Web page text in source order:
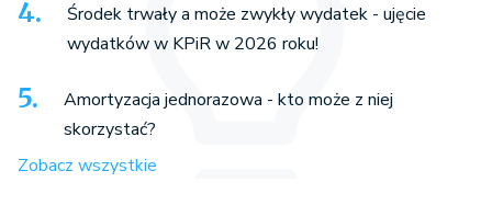
Środek trwały a może zwykły wydatek - ujęcie
wydatków w KPiR w 2026 roku!
Amortyzacja jednorazowa - kto może z niej
skorzystać?
Zobacz wszystkie